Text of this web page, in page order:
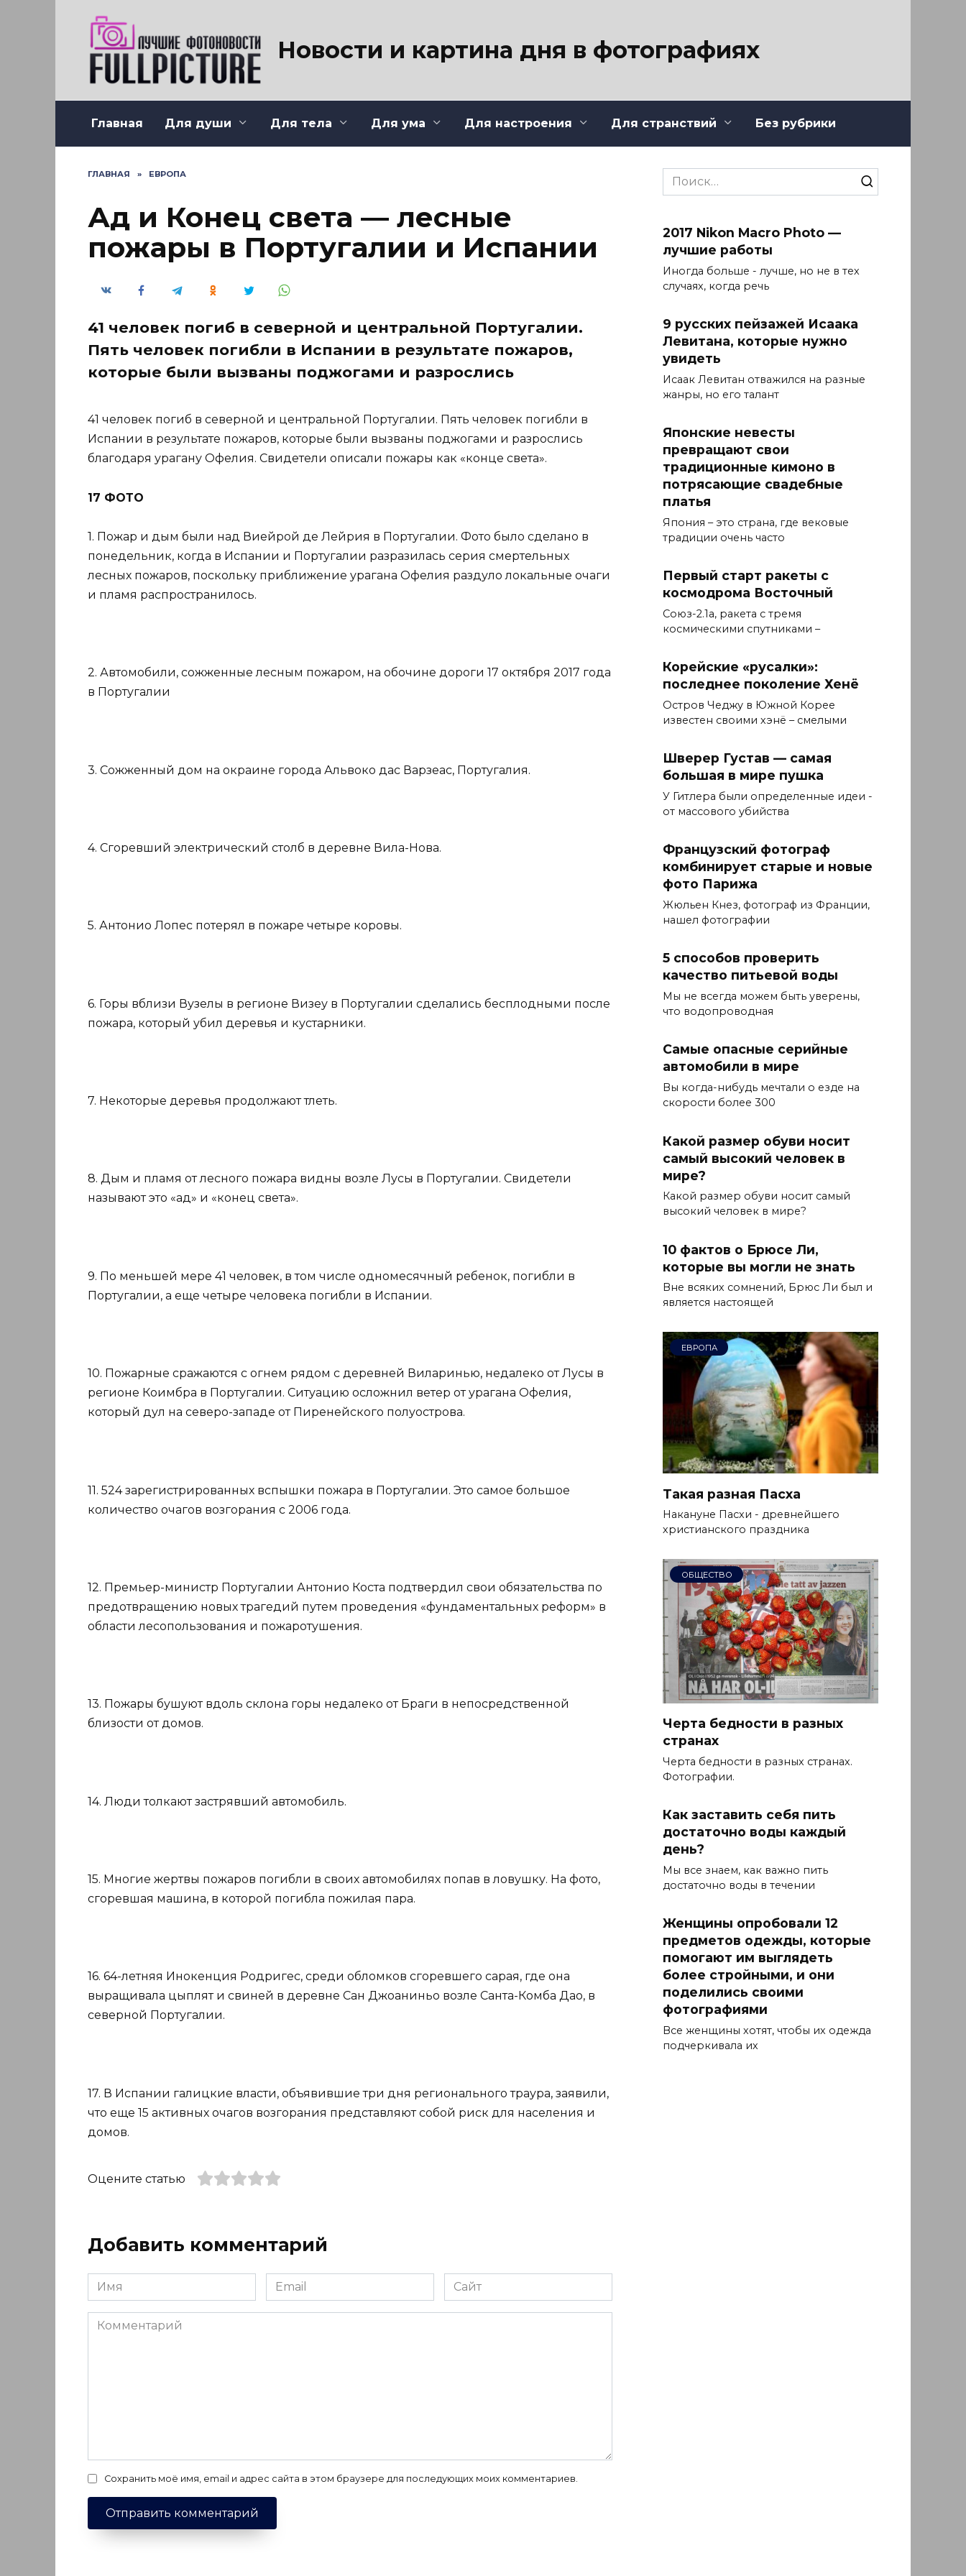
Новости и картина дня в фотографиях
Главная Для души Для тела Для ума Для настроения Для странствий Без рубрики
ГЛАВНАЯ » ЕВРОПА
Ад и Конец света — лесные
пожары в Португалии и Испании
41 человек погиб в северной и центральной Португалии.
Пять человек погибли в Испании в результате пожаров,
которые были вызваны поджогами и разрослись
41 человек погиб в северной и центральной Португалии. Пять человек погибли в
Испании в результате пожаров, которые были вызваны поджогами и разрослись
благодаря урагану Офелия. Свидетели описали пожары как «конце света».
17 ФОТО
1. Пожар и дым были над Виейрой де Лейрия в Португалии. Фото было сделано в
понедельник, когда в Испании и Португалии разразилась серия смертельных
лесных пожаров, поскольку приближение урагана Офелия раздуло локальные очаги
и пламя распространилось.
2. Автомобили, сожженные лесным пожаром, на обочине дороги 17 октября 2017 года
в Португалии
3. Сожженный дом на окраине города Альвоко дас Варзеас, Португалия.
4. Сгоревший электрический столб в деревне Вила-Нова.
5. Антонио Лопес потерял в пожаре четыре коровы.
6. Горы вблизи Вузелы в регионе Визеу в Португалии сделались бесплодными после
пожара, который убил деревья и кустарники.
7. Некоторые деревья продолжают тлеть.
8. Дым и пламя от лесного пожара видны возле Лусы в Португалии. Свидетели
называют это «ад» и «конец света».
9. По меньшей мере 41 человек, в том числе одномесячный ребенок, погибли в
Португалии, а еще четыре человека погибли в Испании.
10. Пожарные сражаются с огнем рядом с деревней Виларинью, недалеко от Лусы в
регионе Коимбра в Португалии. Ситуацию осложнил ветер от урагана Офелия,
который дул на северо-западе от Пиренейского полуострова.
11. 524 зарегистрированных вспышки пожара в Португалии. Это самое большое
количество очагов возгорания с 2006 года.
12. Премьер-министр Португалии Антонио Коста подтвердил свои обязательства по
предотвращению новых трагедий путем проведения «фундаментальных реформ» в
области лесопользования и пожаротушения.
13. Пожары бушуют вдоль склона горы недалеко от Браги в непосредственной
близости от домов.
14. Люди толкают застрявший автомобиль.
15. Многие жертвы пожаров погибли в своих автомобилях попав в ловушку. На фото,
сгоревшая машина, в которой погибла пожилая пара.
16. 64-летняя Инокенция Родригес, среди обломков сгоревшего сарая, где она
выращивала цыплят и свиней в деревне Сан Джоаниньо возле Санта-Комба Дао, в
северной Португалии.
17. В Испании галицкие власти, объявившие три дня регионального траура, заявили,
что еще 15 активных очагов возгорания представляют собой риск для населения и
домов.
Оцените статью
Добавить комментарий
Имя
*
Email
*
Сайт
Комментарий
Сохранить моё имя, email и адрес сайта в этом браузере для последующих моих комментариев.
Search
for:
2017 Nikon Macro Photo —
лучшие работы
Иногда больше - лучше, но не в тех
случаях, когда речь
9 русских пейзажей Исаака
Левитана, которые нужно
увидеть
Исаак Левитан отважился на разные
жанры, но его талант
Японские невесты
превращают свои
традиционные кимоно в
потрясающие свадебные
платья
Япония – это страна, где вековые
традиции очень часто
Первый старт ракеты с
космодрома Восточный
Союз-2.1а, ракета с тремя
космическими спутниками –
Корейские «русалки»:
последнее поколение Хенё
Остров Чеджу в Южной Корее
известен своими хэнё – смелыми
Шверер Густав — самая
большая в мире пушка
У Гитлера были определенные идеи -
от массового убийства
Французский фотограф
комбинирует старые и новые
фото Парижа
Жюльен Кнез, фотограф из Франции,
нашел фотографии
5 способов проверить
качество питьевой воды
Мы не всегда можем быть уверены,
что водопроводная
Самые опасные серийные
автомобили в мире
Вы когда-нибудь мечтали о езде на
скорости более 300
Какой размер обуви носит
самый высокий человек в
мире?
Какой размер обуви носит самый
высокий человек в мире?
10 фактов о Брюсе Ли,
которые вы могли не знать
Вне всяких сомнений, Брюс Ли был и
является настоящей
ЕВРОПА
Такая разная Пасха
Накануне Пасхи - древнейшего
христианского праздника
ОБЩЕСТВО
Черта бедности в разных
странах
Черта бедности в разных странах.
Фотографии.
Как заставить себя пить
достаточно воды каждый
день?
Мы все знаем, как важно пить
достаточно воды в течении
Женщины опробовали 12
предметов одежды, которые
помогают им выглядеть
более стройными, и они
поделились своими
фотографиями
Все женщины хотят, чтобы их одежда
подчеркивала их